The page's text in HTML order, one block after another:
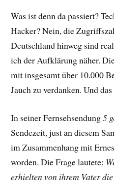
Was ist denn da passiert?
Hacker? Nein, die
Deutschland hinweg sind
ich der Aufklärung näher.
mit insgesamt über 10.000
Jauch zu verdanken. Und
In seiner Fernsehsendung5
Sendezeit, just an diesem
im Zusammenhang mit
worden. Die Frage lautete:
erhielten von ihrem Vater